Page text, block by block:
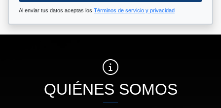
Al enviar tus datos aceptas los Términos de servicio y privacidad
QUIÉNES SOMOS